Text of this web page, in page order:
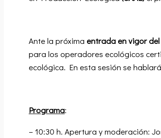
Ante la próxima entrada en vigor
para los operadores ecológicos
ecológica. En esta sesión se
Programa:
– 10:30 h. Apertura y moderación: